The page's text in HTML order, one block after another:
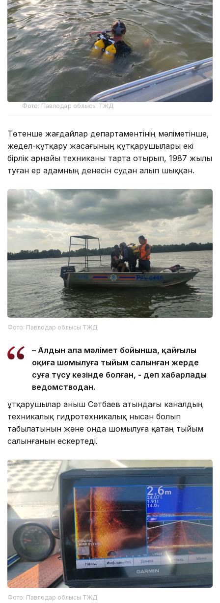
Фото: Павлодар облысы ТЖД
Төтенше жағдайлар департаментінің мәліметінше,
жедел-құтқару жасағының құтқарушылары екі
бірлік арнайы техниканы тарта отырып, 1987 жылы
туған ер адамның денесін судан алып шыққан.
Фото: Павлодар облысы ТЖД
– Алдын ала мәлімет бойынша, қайғылы
оқиға шомылуға тыйым салынған жерде
суға түсу кезінде болған, - деп хабарлады
ведомстводан.
Құтқарушылар Қаныш Сәтбаев атындағы каналдың
техникалық гидротехникалық нысан болып
табылатынын және онда шомылуға қатаң тыйым
салынғанын ескертеді.
Фото: Павлодар облысы ТЖД